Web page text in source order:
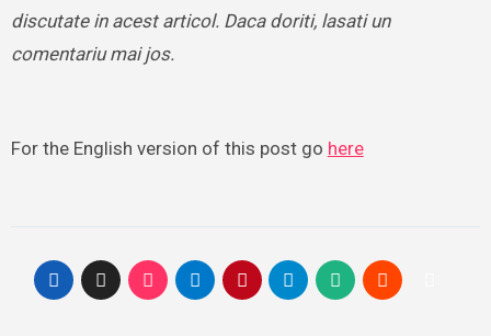
discutate in acest articol. Daca doriti, lasati un
comentariu mai jos.
For the English version of this post go here